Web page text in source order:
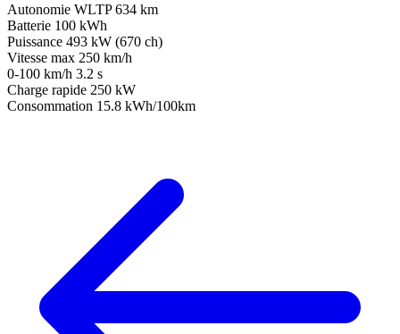
Autonomie WLTP 634 km
Batterie 100 kWh
Puissance 493 kW (670 ch)
Vitesse max 250 km/h
0-100 km/h 3.2 s
Charge rapide 250 kW
Consommation 15.8 kWh/100km